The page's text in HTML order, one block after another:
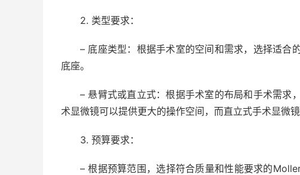
2. 类型要求：
– 底座类型：根据手术室的空间和需求，选择适合
底座。
– 悬臂式或直立式：根据手术室的布局和手术需求
术显微镜可以提供更大的操作空间，而直立式手术显微
3. 预算要求：
– 根据预算范围，选择符合质量和性能要求的